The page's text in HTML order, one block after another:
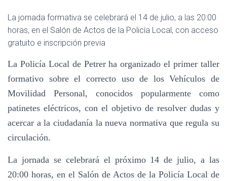
La jornada formativa se celebrará el 14 de julio, a las 20:00
horas, en el Salón de Actos de la Policía Local, con acceso
gratuito e inscripción previa
La Policía Local de Petrer ha organizado el primer taller
formativo sobre el correcto uso de los Vehículos de
Movilidad Personal, conocidos popularmente como
patinetes eléctricos, con el objetivo de resolver dudas y
acercar a la ciudadanía la nueva normativa que regula su
circulación.
La jornada se celebrará el próximo 14 de julio, a las
20:00 horas, en el Salón de Actos de la Policía Local de